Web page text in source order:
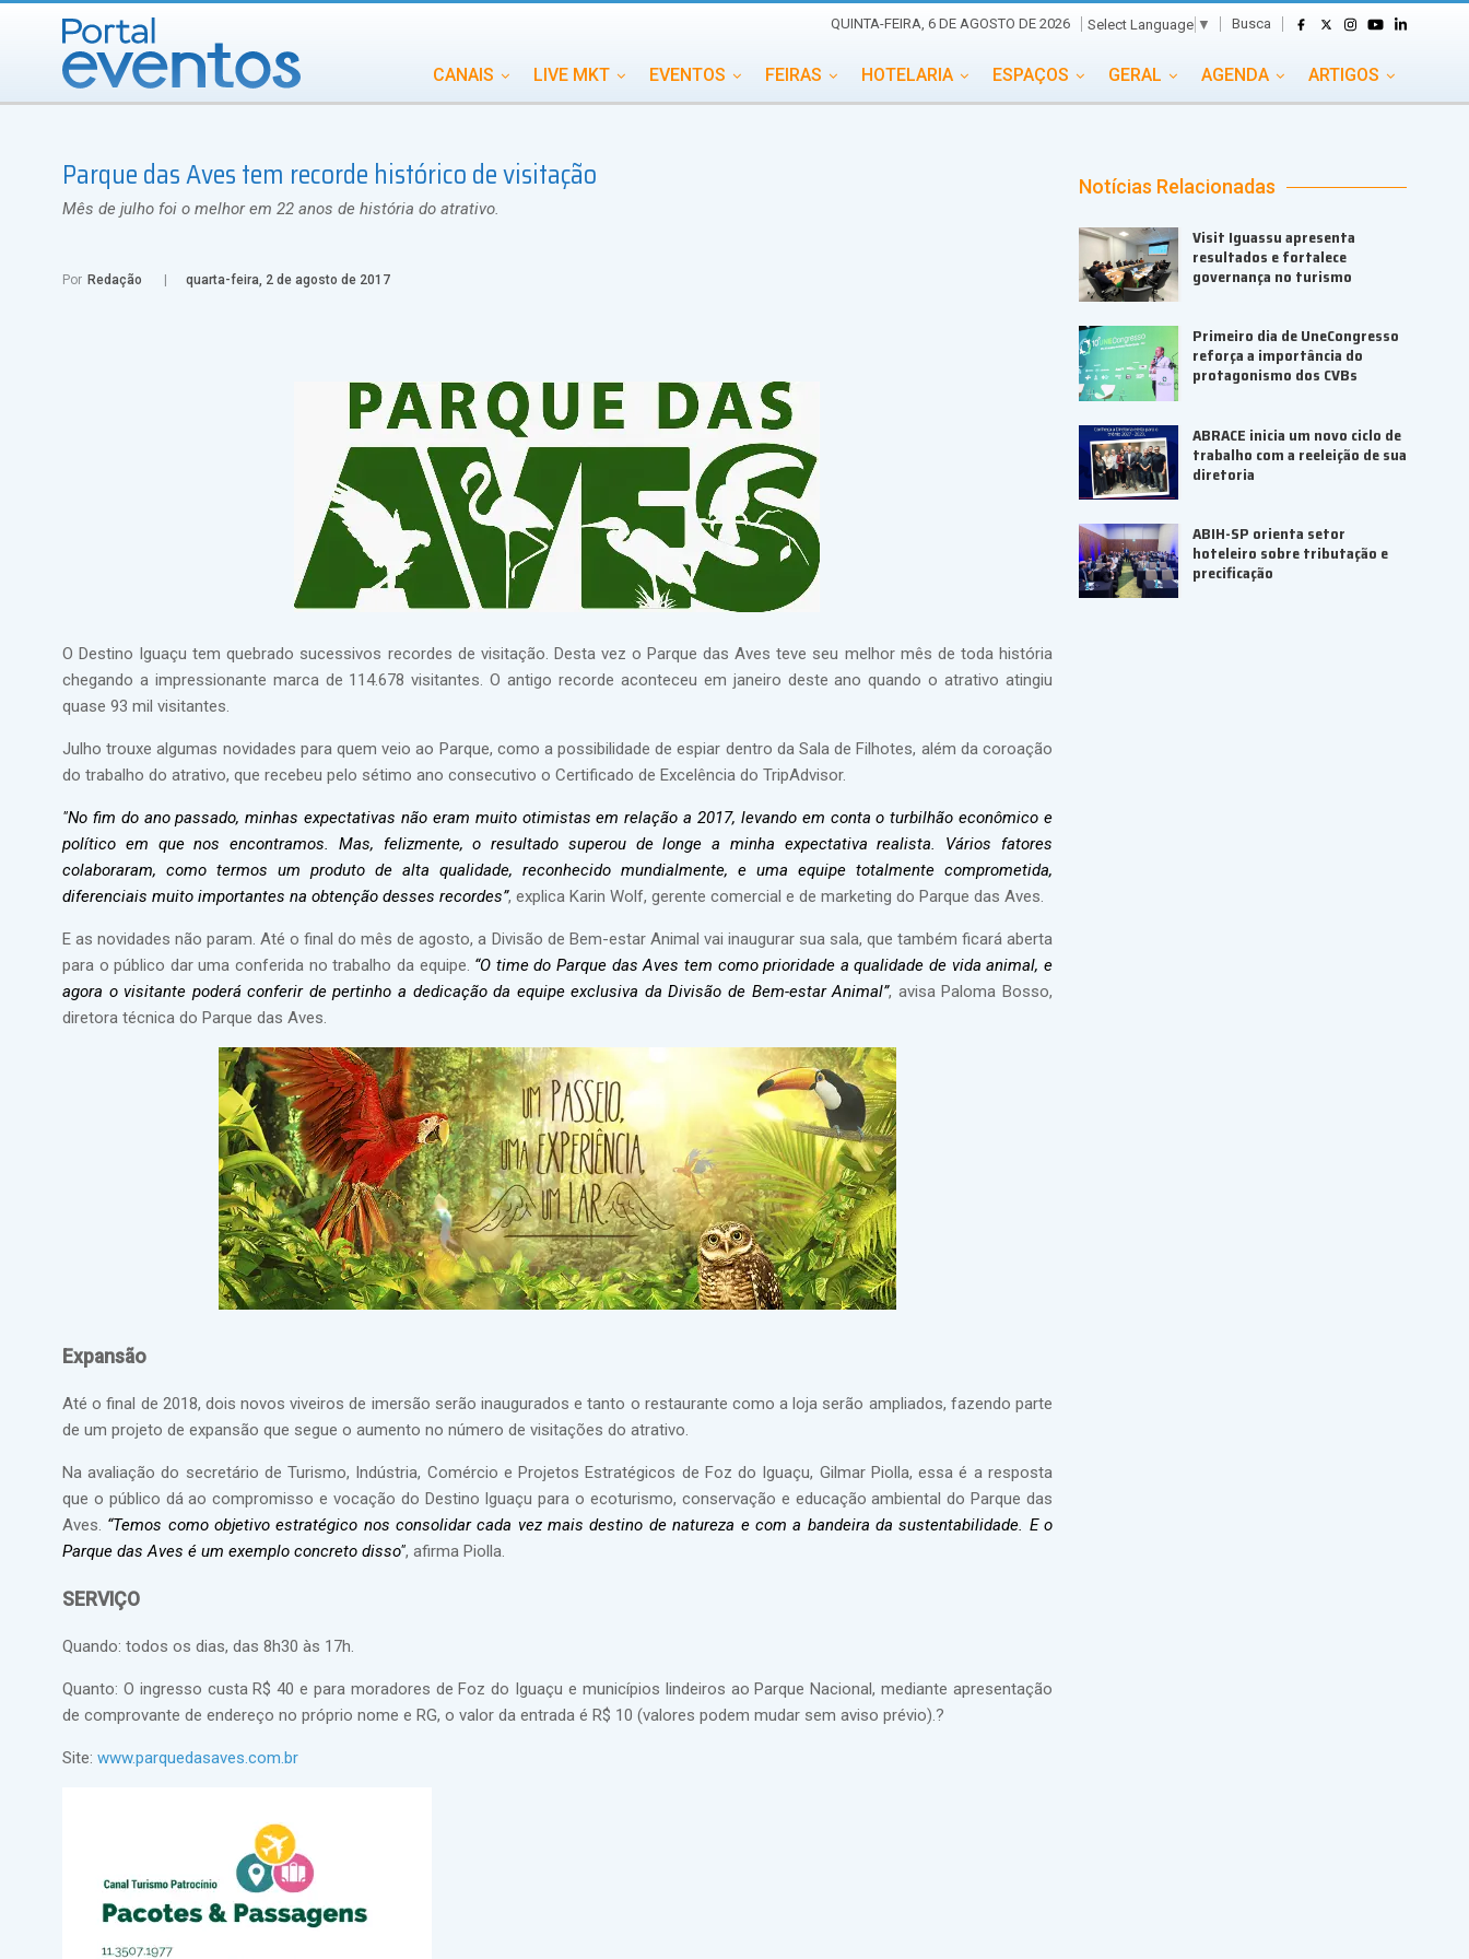
QUINTA-FEIRA, 6 DE AGOSTO DE 2026 Select Language ▼ Busca
CANAIS LIVE MKT EVENTOS FEIRAS HOTELARIA ESPAÇOS GERAL AGENDA ARTIGOS
INCENTIVOS INTERNACIONAL PORTAL EVENTOS TV TRANSPORTES
TURISMO VAI E VEM
Parque das Aves tem recorde histórico de visitação
Mês de julho foi o melhor em 22 anos de história do atrativo.
Por Redação quarta-feira, 2 de agosto de 2017
O Destino Iguaçu tem quebrado sucessivos recordes de visitação. Desta vez o Parque das Aves teve seu melhor mês de toda história
chegando a impressionante marca de 114.678 visitantes. O antigo recorde aconteceu em janeiro deste ano quando o atrativo atingiu
quase 93 mil visitantes.
Julho trouxe algumas novidades para quem veio ao Parque, como a possibilidade de espiar dentro da Sala de Filhotes, além da coroação
do trabalho do atrativo, que recebeu pelo sétimo ano consecutivo o Certificado de Excelência do TripAdvisor.
"No fim do ano passado, minhas expectativas não eram muito otimistas em relação a 2017, levando em conta o turbilhão econômico e
político em que nos encontramos. Mas, felizmente, o resultado superou de longe a minha expectativa realista. Vários fatores
colaboraram, como termos um produto de alta qualidade, reconhecido mundialmente, e uma equipe totalmente comprometida,
diferenciais muito importantes na obtenção desses recordes”, explica Karin Wolf, gerente comercial e de marketing do Parque das Aves.
E as novidades não param. Até o final do mês de agosto, a Divisão de Bem-estar Animal vai inaugurar sua sala, que também ficará aberta
para o público dar uma conferida no trabalho da equipe. “O time do Parque das Aves tem como prioridade a qualidade de vida animal, e
agora o visitante poderá conferir de pertinho a dedicação da equipe exclusiva da Divisão de Bem-estar Animal”, avisa Paloma Bosso,
diretora técnica do Parque das Aves.
Expansão
Até o final de 2018, dois novos viveiros de imersão serão inaugurados e tanto o restaurante como a loja serão ampliados, fazendo parte
de um projeto de expansão que segue o aumento no número de visitações do atrativo.
Na avaliação do secretário de Turismo, Indústria, Comércio e Projetos Estratégicos de Foz do Iguaçu, Gilmar Piolla, essa é a resposta
que o público dá ao compromisso e vocação do Destino Iguaçu para o ecoturismo, conservação e educação ambiental do Parque das
Aves. “Temos como objetivo estratégico nos consolidar cada vez mais destino de natureza e com a bandeira da sustentabilidade. E o
Parque das Aves é um exemplo concreto disso", afirma Piolla.
SERVIÇO
Quando: todos os dias, das 8h30 às 17h.
Quanto: O ingresso custa R$ 40 e para moradores de Foz do Iguaçu e municípios lindeiros ao Parque Nacional, mediante apresentação
de comprovante de endereço no próprio nome e RG, o valor da entrada é R$ 10 (valores podem mudar sem aviso prévio).?
Site: www.parquedasaves.com.br
Notícias Relacionadas
Visit Iguassu apresenta
resultados e fortalece
governança no turismo
Primeiro dia de UneCongresso
reforça a importância do
protagonismo dos CVBs
ABRACE inicia um novo ciclo de
trabalho com a reeleição de sua
diretoria
ABIH-SP orienta setor
hoteleiro sobre tributação e
precificação